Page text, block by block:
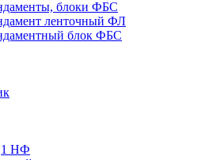
блоки ФБС
ленточный ФЛ
блок ФБС
НФ